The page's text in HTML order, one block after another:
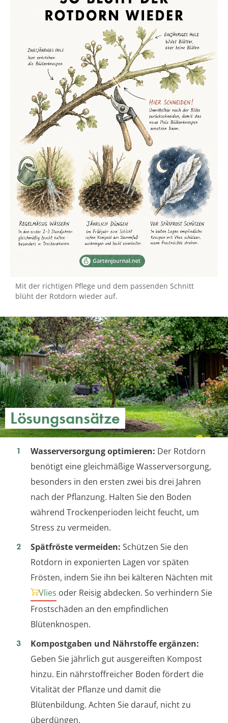
Mit der richtigen Pflege und dem passenden Schnitt
blüht der Rotdorn wieder auf.
Lösungsansätze
Wasserversorgung optimieren: Der Rotdorn
benötigt eine gleichmäßige Wasserversorgung,
besonders in den ersten zwei bis drei Jahren
nach der Pflanzung. Halten Sie den Boden
während Trockenperioden leicht feucht, um
Stress zu vermeiden.
Spätfröste vermeiden: Schützen Sie den
Rotdorn in exponierten Lagen vor späten
Frösten, indem Sie ihn bei kälteren Nächten mit
Vlies oder Reisig abdecken. So verhindern Sie
Frostschäden an den empfindlichen
Blütenknospen.
Kompostgaben und Nährstoffe ergänzen:
Geben Sie jährlich gut ausgereiften Kompost
hinzu. Ein nährstoffreicher Boden fördert die
Vitalität der Pflanze und damit die
Blütenbildung. Achten Sie darauf, nicht zu
überdüngen.